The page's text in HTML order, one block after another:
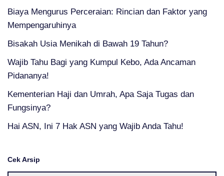
Biaya Mengurus Perceraian: Rincian dan Faktor yang
Mempengaruhinya
Bisakah Usia Menikah di Bawah 19 Tahun?
Wajib Tahu Bagi yang Kumpul Kebo, Ada Ancaman
Pidananya!
Kementerian Haji dan Umrah, Apa Saja Tugas dan
Fungsinya?
Hai ASN, Ini 7 Hak ASN yang Wajib Anda Tahu!
Cek Arsip